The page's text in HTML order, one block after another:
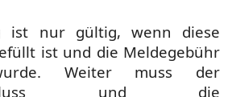
ist nur gültig, wenn diese
ist und die Meldegebühr
Weiter muss der
und die